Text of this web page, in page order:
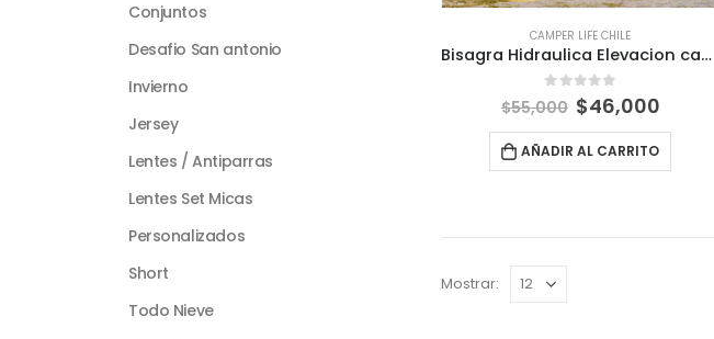
CAMPER LIFE CHILE
Bisagra Hidraulica Elevacion cama muebles
out of 5
$55,000 El
precio
original
era:
$46,000
precio
es:
AÑADIR AL CARRITO
Mostrar:
Conjuntos
Desafio San antonio
Invierno
Jersey
Lentes / Antiparras
Lentes Set Micas
Personalizados
Short
Todo Nieve